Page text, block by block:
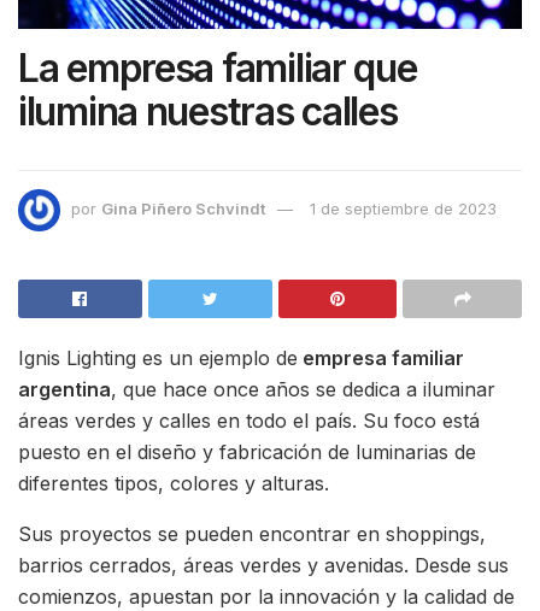
La empresa familiar que
ilumina nuestras calles
por Gina Piñero Schvindt 1 de septiembre de 2023
Ignis Lighting es un ejemplo de empresa familiar
argentina, que hace once años se dedica a iluminar
áreas verdes y calles en todo el país. Su foco está
puesto en el diseño y fabricación de luminarias de
diferentes tipos, colores y alturas.
Sus proyectos se pueden encontrar en shoppings,
barrios cerrados, áreas verdes y avenidas. Desde sus
comienzos, apuestan por la innovación y la calidad de